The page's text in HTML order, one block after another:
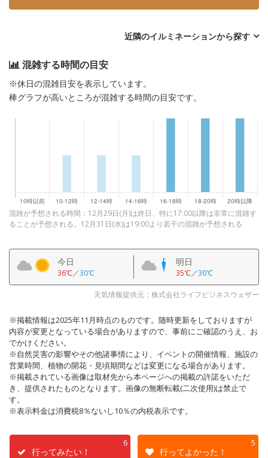
近隣のイルミネーションから探す
混雑する時間の目安
※休日の混雑目安を表示しています。
棒グラフが高いところが混雑する時間の目安です。
混雑が予想される時間：12月29日(月)は終日、特に17:00以降は非常に混雑す
ることが予想される。12月31日(水)は19:00より若干の混雑が予想される
今日
36℃／30℃
明日
35℃／30℃
天気情報提供元：株式会社ライフビジネスウェザー
※掲載情報は2025年11月時点のものです。随時更新をしておりますが
内容が変更となっている場合がありますので、事前にご確認のうえ、お
でかけください。
※自然災害の影響やその他諸事情により、イベントの開催情報、施設の
営業時間、植物の開花・見頃期間などは変更になる場合があります。
※掲載されている画像は取材先から本ページへの掲載の許諾をいただ
き、提供されたものとなります。画像の無断転載(二次使用)は禁止で
す。
※表示料金は消費税8％ないし10％の内税表示です。
6
行ってみたい！
5
行ってよかった！